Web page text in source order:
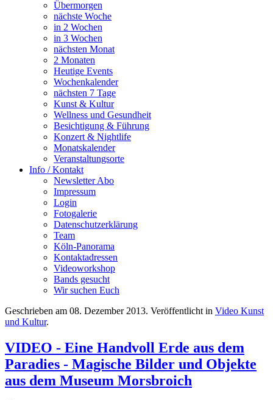
Übermorgen
nächste Woche
in 2 Wochen
in 3 Wochen
nächsten Monat
2 Monaten
Heutige Events
Wochenkalender
nächsten 7 Tage
Kunst & Kultur
Wellness und Gesundheit
Besichtigung & Führung
Konzert & Nightlife
Monatskalender
Veranstaltungsorte
Info / Kontakt
Newsletter Abo
Impressum
Login
Fotogalerie
Datenschutzerklärung
Team
Köln-Panorama
Kontaktadressen
Videoworkshop
Bands gesucht
Wir suchen Euch
Geschrieben am 08. Dezember 2013. Veröffentlicht in Video Kunst
und Kultur.
VIDEO - Eine Handvoll Erde aus dem
Paradies - Magische Bilder und Objekte
aus dem Museum Morsbroich